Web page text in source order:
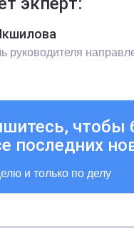
руководителя
чтобы
последних
и только по делу